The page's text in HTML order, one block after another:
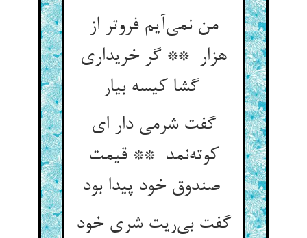
من نمی‌آیم فروتر از
هزار ** گر خریداری
گشا کیسه بیار
گفت شرمی دار ای
کوته‌نمد ** قیمت
صندوق خود پیدا بود
گفت بی‌ریت شری خود